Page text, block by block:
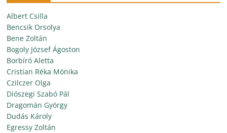
Albert Csilla
Bencsik Orsolya
Bene Zoltán
Bogoly József Ágoston
Borbíró Aletta
Cristian Réka Mónika
Czilczer Olga
Diószegi Szabó Pál
Dragomán György
Dudás Károly
Egressy Zoltán